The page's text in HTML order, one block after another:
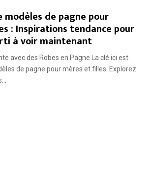
modèles de pagne pour
: Inspirations tendance pour
à voir maintenant
avec des Robes en Pagne La clé ici est
de pagne pour mères et filles. Explorez